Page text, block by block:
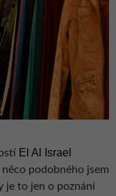
El Al Israel
podobného jsem
je to jen o poznání